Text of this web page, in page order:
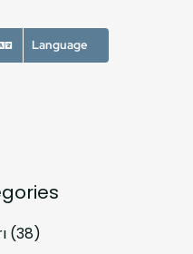
Language
(38)